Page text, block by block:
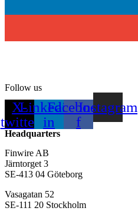
Follow us
X-
twitter
Linkedin-
in
Facebook-
f
Instagram
Headquarters
Finwire AB
Järntorget 3
SE-413 04 Göteborg
Vasagatan 52
SE-111 20 Stockholm